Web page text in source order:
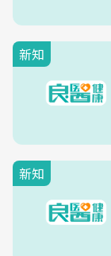
新知
新知